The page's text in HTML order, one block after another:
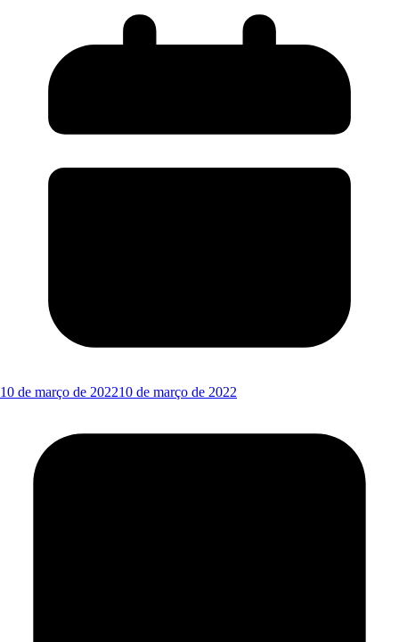
10 de março de 202210 de março de 2022